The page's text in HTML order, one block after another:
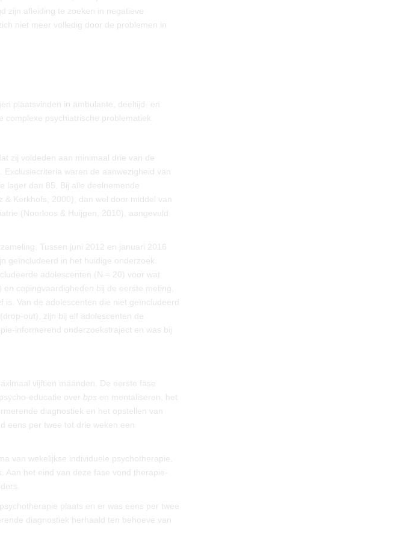
zijn afleiding te zoeken in negatieve
niet meer volledig door de problemen in
plaatsvinden in ambulante, deeltijd- en
psychiatrische problematiek.
zij voldeden aan minimaal drie van de
waren de aanwezigheid van
lager dan 85. Bij alle deelnemende
& Kerkhofs, 2000), dan wel door middel van
(Noorloos & Huijgen, 2010), aangevuld
Tussen juni 2012 en januari 2016
geïncludeerd in het huidige onderzoek.
adolescenten ( N = 20) voor wat
) en copingvaardigheden bij de eerste meting,
Van de adolescenten die niet geïncludeerd
out), zijn bij elf adolescenten de
informerend onderzoekstraject en was bij
vijftien maanden. De eerste fase
educatie over bps en mentaliseren, het
diagnostiek en het opstellen van
eens per twee tot drie weken een
van wekelijkse individuele psychotherapie,
Aan het eind van deze fase vond therapie-
plaats en er was eens per twee
diagnostiek herhaald ten behoeve van